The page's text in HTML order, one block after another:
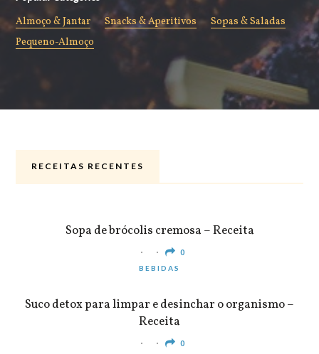
Almoço & Jantar Snacks & Aperitivos
Sopas & Saladas
Pequeno-Almoço
RECEITAS RECENTES
Sopa de brócolis cremosa – Receita
0
BEBIDAS
Suco detox para limpar e desinchar o organismo –
Receita
0